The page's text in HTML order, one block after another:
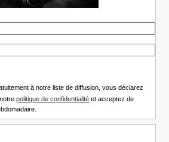
à notre liste de diffusion, vous déclarez
politique de confidentialité et acceptez de